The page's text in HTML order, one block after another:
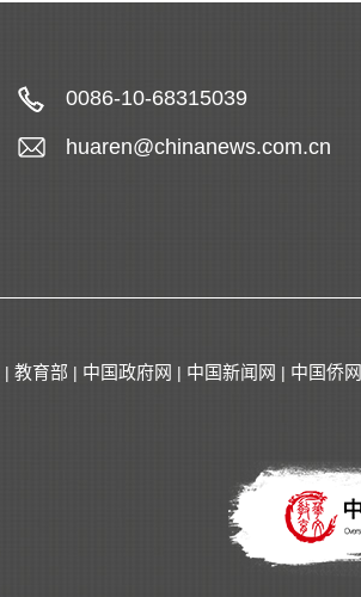
0086-10-68315039
huaren@chinanews.com.cn
| 教育部 | 中国政府网 | 中国新闻网 | 中国侨网